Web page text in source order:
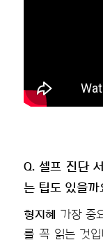
Q. 셀프 진단
는 팁도 있을까
형지혜
가장 중
를 꼭 읽는 것입